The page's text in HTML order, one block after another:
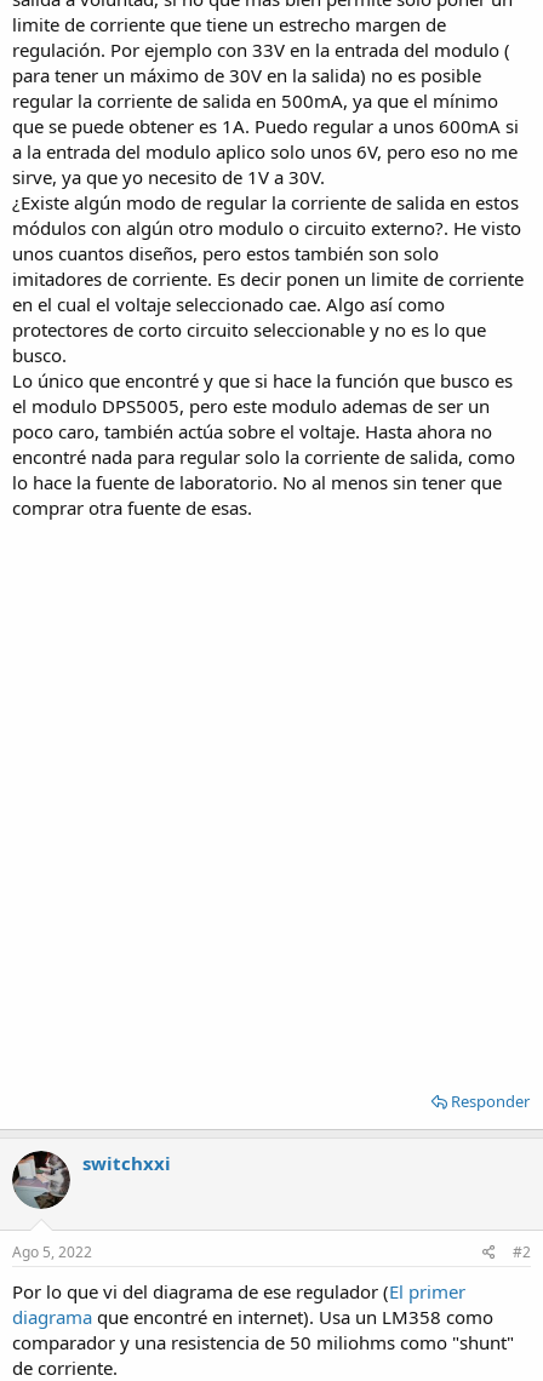
limite de corriente que tiene un estrecho margen de
regulación. Por ejemplo con 33V en la entrada del modulo (
para tener un máximo de 30V en la salida) no es posible
regular la corriente de salida en 500mA, ya que el mínimo
que se puede obtener es 1A. Puedo regular a unos 600mA si
a la entrada del modulo aplico solo unos 6V, pero eso no me
sirve, ya que yo necesito de 1V a 30V.
¿Existe algún modo de regular la corriente de salida en estos
módulos con algún otro modulo o circuito externo?. He visto
unos cuantos diseños, pero estos también son solo
imitadores de corriente. Es decir ponen un limite de corriente
en el cual el voltaje seleccionado cae. Algo así como
protectores de corto circuito seleccionable y no es lo que
busco.
Lo único que encontré y que si hace la función que busco es
el modulo DPS5005, pero este modulo ademas de ser un
poco caro, también actúa sobre el voltaje. Hasta ahora no
encontré nada para regular solo la corriente de salida, como
lo hace la fuente de laboratorio. No al menos sin tener que
comprar otra fuente de esas.
Responder
switchxxi
Ago 5, 2022 #2
Por lo que vi del diagrama de ese regulador (El primer
diagrama que encontré en internet). Usa un LM358 como
comparador y una resistencia de 50 miliohms como "shunt"
de corriente.